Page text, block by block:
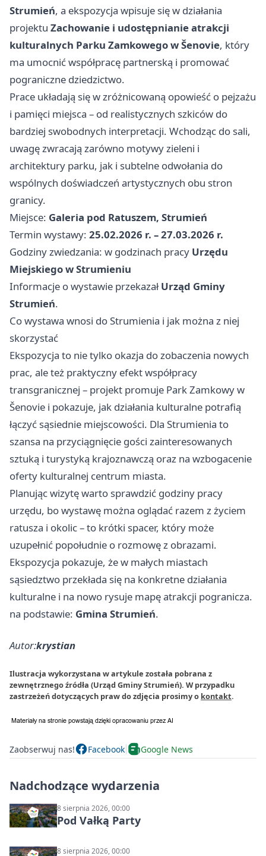
Strumień, a ekspozycja wpisuje się w działania
projektu Zachowanie i udostępnianie atrakcji
kulturalnych Parku Zamkowego w Šenovie, który
ma umocnić współpracę partnerską i promować
pograniczne dziedzictwo.
Prace układają się w zróżnicowaną opowieść o pejzażu
i pamięci miejsca – od realistycznych szkiców do
bardziej swobodnych interpretacji. Wchodząc do sali,
uwagę zwracają zarówno motywy zieleni i
architektury parku, jak i subtelne odwołania do
wspólnych doświadczeń artystycznych obu stron
granicy.
Miejsce: Galeria pod Ratuszem, Strumień
Termin wystawy: 25.02.2026 r. – 27.03.2026 r.
Godziny zwiedzania: w godzinach pracy Urzędu
Miejskiego w Strumieniu
Informacje o wystawie przekazałUrząd Gminy
Strumień.
Co wystawa wnosi do Strumienia i jak można z niej
skorzystać
Ekspozycja to nie tylko okazja do zobaczenia nowych
prac, ale też praktyczny efekt współpracy
transgranicznej – projekt promuje Park Zamkowy w
Šenovie i pokazuje, jak działania kulturalne potrafią
łączyć sąsiednie miejscowości. Dla Strumienia to
szansa na przyciągnięcie gości zainteresowanych
sztuką i turystyką krajoznawczą oraz na wzbogacenie
oferty kulturalnej centrum miasta.
Planując wizytę warto sprawdzić godziny pracy
urzędu, bo wystawę można oglądać razem z życiem
ratusza i okolic – to krótki spacer, który może
uzupełnić popołudnie o rozmowę z obrazami.
Ekspozycja pokazuje, że w małych miastach
sąsiedztwo przekłada się na konkretne działania
kulturalne i na nowo rysuje mapę atrakcji pogranicza.
na podstawie: Gmina Strumień.
Autor:krystian
Ilustracja wykorzystana w artykule została pobrana z
zewnętrznego źródła (Urząd Gminy Strumień). W przypadku
zastrzeżeń dotyczących praw do zdjęcia prosimy o kontakt.
Zaobserwuj nas! Facebook Google News
Nadchodzące wydarzenia
8 sierpnia 2026, 00:00
Pod Vałką Party
8 sierpnia 2026, 00:00